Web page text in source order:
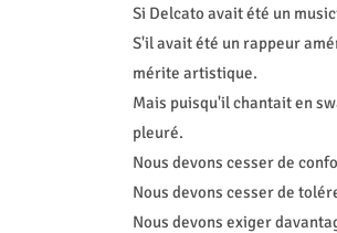
Si Delcato avait été un
S'il avait été un rappeur
mérite artistique.
Mais puisqu'il chantait en
pleuré.
Nous devons cesser de
Nous devons cesser de
Nous devons exiger